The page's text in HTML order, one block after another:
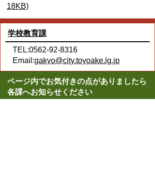
18KB)
学校教育課
TEL:0562-92-8316
Email:gakyo@city.toyoake.lg.jp
ページ内でお気付きの点がありましたら
各課へお知らせください